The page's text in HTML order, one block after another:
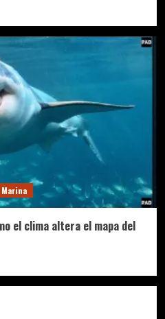
el clima altera el mapa del